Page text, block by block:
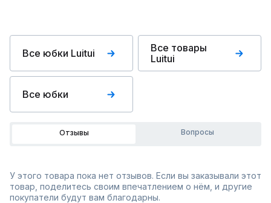
Все юбки Luitui
Все товары
Luitui
Все юбки
Отзывы Вопросы
У этого товара пока нет отзывов. Если вы заказывали этот
товар, поделитесь своим впечатлением о нём, и другие
покупатели будут вам благодарны.